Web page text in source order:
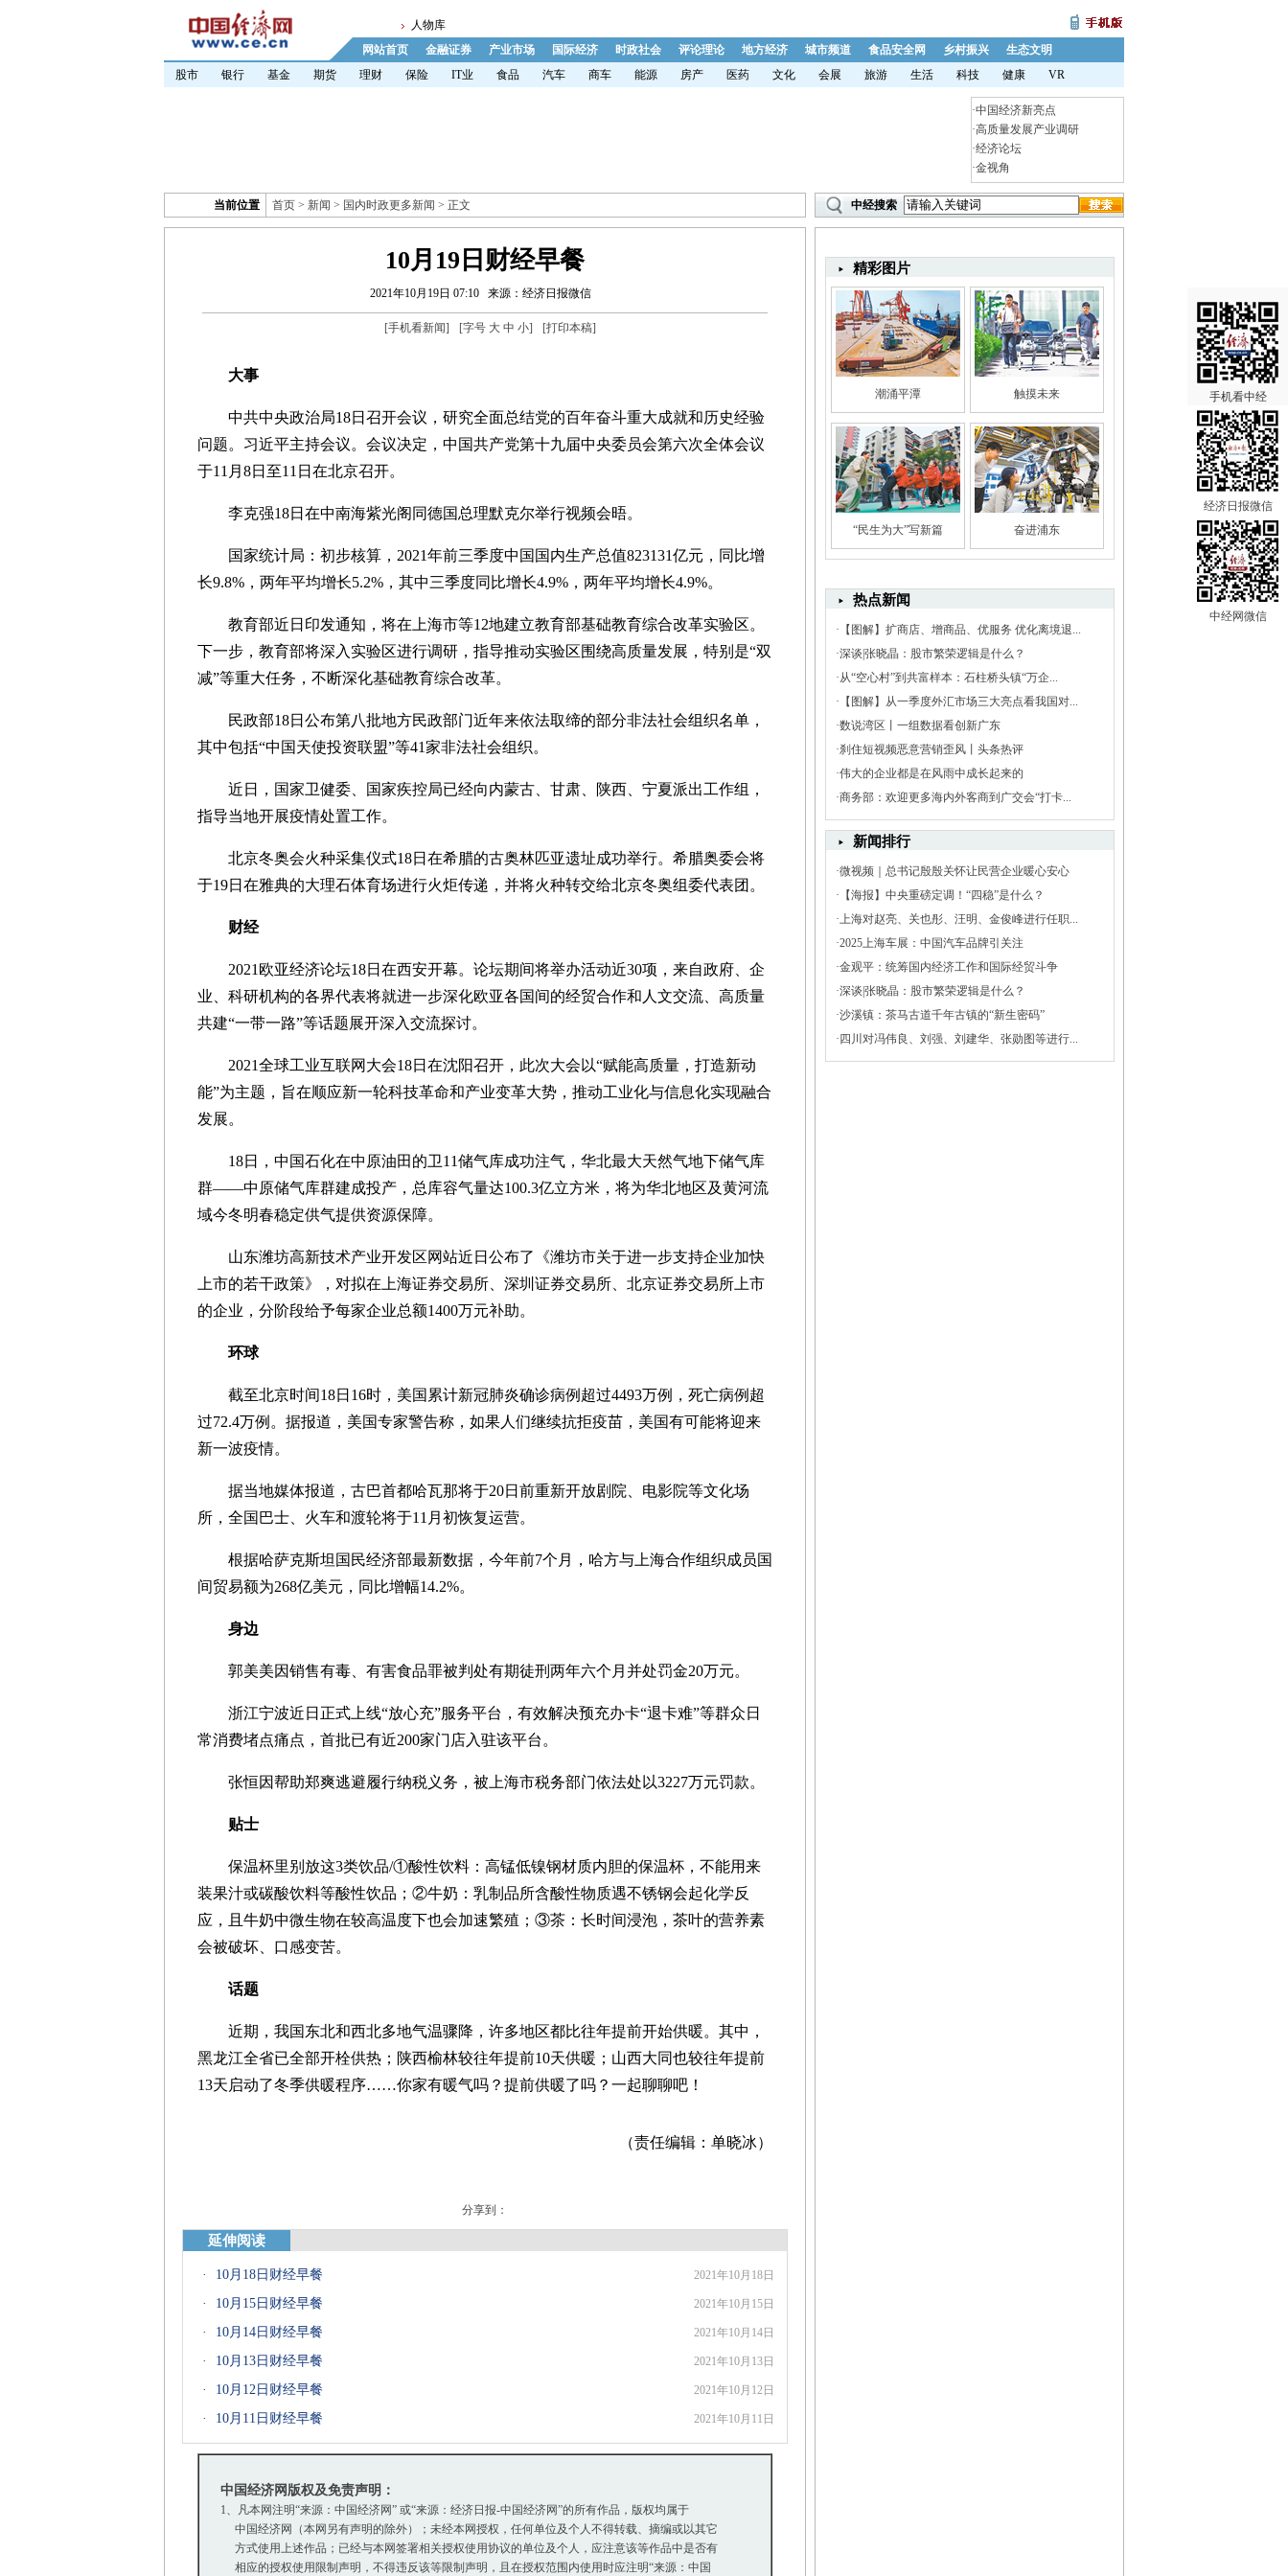
手机看中经
经济日报微信
中经网微信
人物库
网站首页
金融证券 产业市场 国际经济 时政社会 评论理论 地方经济 城市频道 食品安全网 乡村振兴
生态文明
股市
银行 基金 期货 理财 保险 IT业 食品 汽车 商车 能源 房产 医药 文化 会展 旅游 生活 科技 健康 VR
·中国经济新亮点
·高质量发展产业调研
·经济论坛
·金视角
当前位置 首页 > 新闻 > 国内时政更多新闻 > 正文 中经搜索
10月19日财经早餐
2021年10月19日 07:10 来源：经济日报微信
[手机看新闻] [字号 大 中 小] [打印本稿]
大事
中共中央政治局18日召开会议，研究全面总结党的百年奋斗重大成就和历史经验
问题。习近平主持会议。会议决定，中国共产党第十九届中央委员会第六次全体会议
于11月8日至11日在北京召开。
李克强18日在中南海紫光阁同德国总理默克尔举行视频会晤。
国家统计局：初步核算，2021年前三季度中国国内生产总值823131亿元，同比增
长9.8%，两年平均增长5.2%，其中三季度同比增长4.9%，两年平均增长4.9%。
教育部近日印发通知，将在上海市等12地建立教育部基础教育综合改革实验区。
下一步，教育部将深入实验区进行调研，指导推动实验区围绕高质量发展，特别是“双
减”等重大任务，不断深化基础教育综合改革。
民政部18日公布第八批地方民政部门近年来依法取缔的部分非法社会组织名单，
其中包括“中国天使投资联盟”等41家非法社会组织。
近日，国家卫健委、国家疾控局已经向内蒙古、甘肃、陕西、宁夏派出工作组，
指导当地开展疫情处置工作。
北京冬奥会火种采集仪式18日在希腊的古奥林匹亚遗址成功举行。希腊奥委会将
于19日在雅典的大理石体育场进行火炬传递，并将火种转交给北京冬奥组委代表团。
财经
2021欧亚经济论坛18日在西安开幕。论坛期间将举办活动近30项，来自政府、企
业、科研机构的各界代表将就进一步深化欧亚各国间的经贸合作和人文交流、高质量
共建“一带一路”等话题展开深入交流探讨。
2021全球工业互联网大会18日在沈阳召开，此次大会以“赋能高质量，打造新动
能”为主题，旨在顺应新一轮科技革命和产业变革大势，推动工业化与信息化实现融合
发展。
18日，中国石化在中原油田的卫11储气库成功注气，华北最大天然气地下储气库
群——中原储气库群建成投产，总库容气量达100.3亿立方米，将为华北地区及黄河流
域今冬明春稳定供气提供资源保障。
山东潍坊高新技术产业开发区网站近日公布了《潍坊市关于进一步支持企业加快
上市的若干政策》，对拟在上海证券交易所、深圳证券交易所、北京证券交易所上市
的企业，分阶段给予每家企业总额1400万元补助。
环球
截至北京时间18日16时，美国累计新冠肺炎确诊病例超过4493万例，死亡病例超
过72.4万例。据报道，美国专家警告称，如果人们继续抗拒疫苗，美国有可能将迎来
新一波疫情。
据当地媒体报道，古巴首都哈瓦那将于20日前重新开放剧院、电影院等文化场
所，全国巴士、火车和渡轮将于11月初恢复运营。
根据哈萨克斯坦国民经济部最新数据，今年前7个月，哈方与上海合作组织成员国
间贸易额为268亿美元，同比增幅14.2%。
身边
郭美美因销售有毒、有害食品罪被判处有期徒刑两年六个月并处罚金20万元。
浙江宁波近日正式上线“放心充”服务平台，有效解决预充办卡“退卡难”等群众日
常消费堵点痛点，首批已有近200家门店入驻该平台。
张恒因帮助郑爽逃避履行纳税义务，被上海市税务部门依法处以3227万元罚款。
贴士
保温杯里别放这3类饮品/①酸性饮料：高锰低镍钢材质内胆的保温杯，不能用来
装果汁或碳酸饮料等酸性饮品；②牛奶：乳制品所含酸性物质遇不锈钢会起化学反
应，且牛奶中微生物在较高温度下也会加速繁殖；③茶：长时间浸泡，茶叶的营养素
会被破坏、口感变苦。
话题
近期，我国东北和西北多地气温骤降，许多地区都比往年提前开始供暖。其中，
黑龙江全省已全部开栓供热；陕西榆林较往年提前10天供暖；山西大同也较往年提前
13天启动了冬季供暖程序……你家有暖气吗？提前供暖了吗？一起聊聊吧！
（责任编辑：单晓冰）
分享到：
延伸阅读
· 10月18日财经早餐 2021年10月18日
· 10月15日财经早餐 2021年10月15日
· 10月14日财经早餐 2021年10月14日
· 10月13日财经早餐 2021年10月13日
· 10月12日财经早餐 2021年10月12日
· 10月11日财经早餐 2021年10月11日
中国经济网版权及免责声明：
1、凡本网注明“来源：中国经济网” 或“来源：经济日报-中国经济网”的所有作品，版权均属于
中国经济网（本网另有声明的除外）；未经本网授权，任何单位及个人不得转载、摘编或以其它
方式使用上述作品；已经与本网签署相关授权使用协议的单位及个人，应注意该等作品中是否有
相应的授权使用限制声明，不得违反该等限制声明，且在授权范围内使用时应注明“来源：中国
精彩图片
潮涌平潭 触摸未来
“民生为大”写新篇 奋进浦东
热点新闻
· 【图解】扩商店、增商品、优服务 优化离境退...
·深谈|张晓晶：股市繁荣逻辑是什么？
·从“空心村”到共富样本：石柱桥头镇“万企...
· 【图解】从一季度外汇市场三大亮点看我国对...
·数说湾区丨一组数据看创新广东
·刹住短视频恶意营销歪风丨头条热评
·伟大的企业都是在风雨中成长起来的
·商务部：欢迎更多海内外客商到广交会“打卡...
新闻排行
·微视频｜总书记殷殷关怀让民营企业暖心安心
· 【海报】中央重磅定调！“四稳”是什么？
·上海对赵亮、关也彤、汪明、金俊峰进行任职...
·2025上海车展：中国汽车品牌引关注
·金观平：统筹国内经济工作和国际经贸斗争
·深谈|张晓晶：股市繁荣逻辑是什么？
·沙溪镇：茶马古道千年古镇的“新生密码”
· 四川对冯伟良、刘强、刘建华、张勋图等进行...